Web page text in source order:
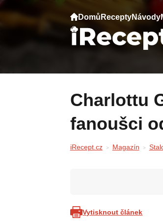
Domů ReceptyNávody
Charlottu Gott napadli pomocí AI. Co
fanoušci
iRecept.cz Magazín
Vytisknout článek